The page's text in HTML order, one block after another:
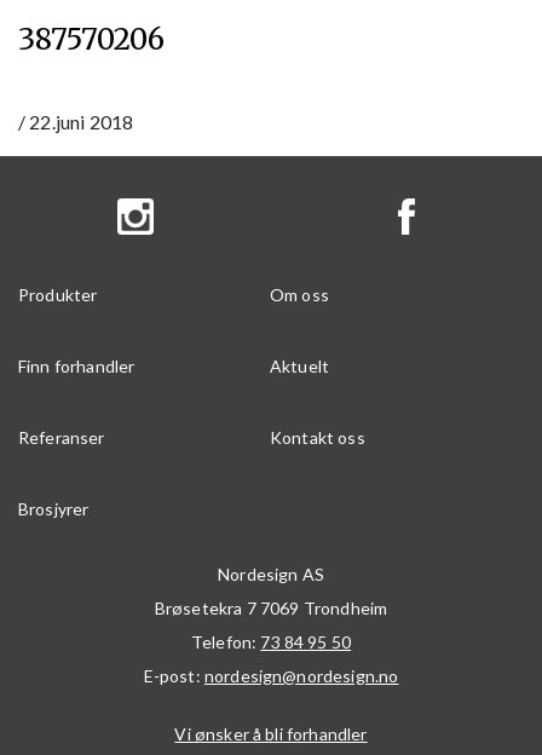
387570206
/ 22.juni 2018
Produkter Om oss
Finn forhandler Aktuelt
Referanser Kontakt oss
Brosjyrer
Nordesign AS
Brøsetekra 7 7069 Trondheim
Telefon: 73 84 95 50
E-post: nordesign@nordesign.no
Vi ønsker å bli forhandler